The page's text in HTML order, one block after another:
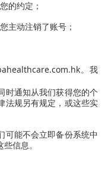
的约定；
主动注销了账号；
。我
时通知从我们获得您的个
法规另有规定，或这些实
可能不会立即备份系统中
信息。